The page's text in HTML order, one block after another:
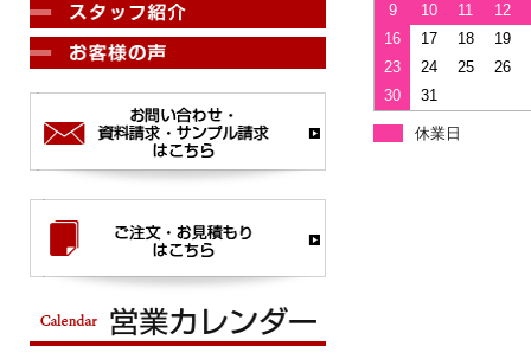
9
10 11
12
16
17 18
19
23
24 25
26
30
31
休業日